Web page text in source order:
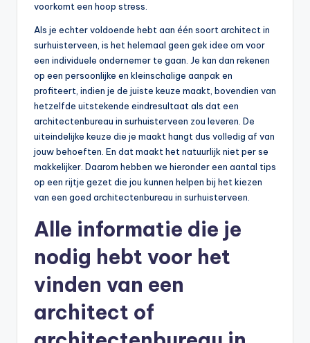
voorkomt een hoop stress.
Als je echter voldoende hebt aan één soort architect in
surhuisterveen, is het helemaal geen gek idee om voor
een individuele ondernemer te gaan. Je kan dan rekenen
op een persoonlijke en kleinschalige aanpak en
profiteert, indien je de juiste keuze maakt, bovendien van
hetzelfde uitstekende eindresultaat als dat een
architectenbureau in surhuisterveen zou leveren. De
uiteindelijke keuze die je maakt hangt dus volledig af van
jouw behoeften. En dat maakt het natuurlijk niet per se
makkelijker. Daarom hebben we hieronder een aantal tips
op een rijtje gezet die jou kunnen helpen bij het kiezen
van een goed architectenbureau in surhuisterveen.
Alle informatie die je
nodig hebt voor het
vinden van een
architect of